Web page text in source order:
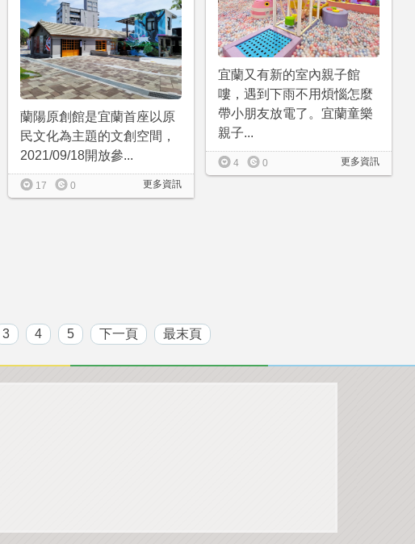
宜蘭又有新的室內親子館
嘍，遇到下雨不用煩惱怎麼
帶小朋友放電了。宜蘭童樂
親子...
更多資訊
4 0
蘭陽原創館是宜蘭首座以原
民文化為主題的文創空間，
2021/09/18開放參...
更多資訊
17 0
3 4 5 下一頁 最末頁